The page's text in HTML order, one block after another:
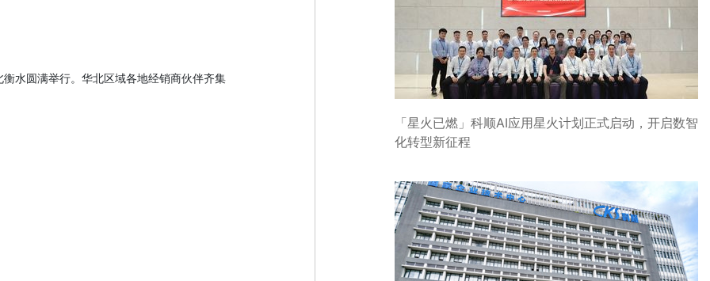
水圆满举行。华北区域各地经销商伙伴齐集
「星火已燃」科顺AI应用星火计划正式启动，开启数智
化转型新征程